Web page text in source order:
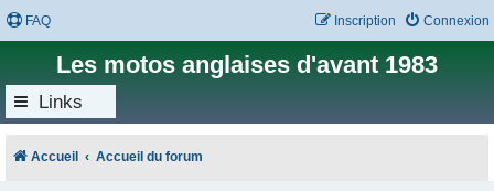
FAQ Connexion
Inscription
Les motos anglaises d'avant 1983
Links
Accueil Accueil du forum